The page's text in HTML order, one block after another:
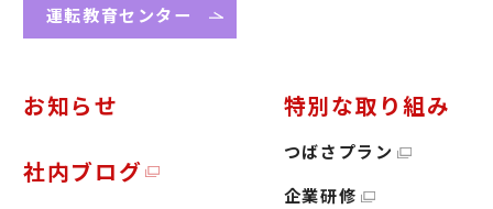
運転教育センター
お知らせ
社内ブログ
特別な取り組み
つばさプラン
企業研修